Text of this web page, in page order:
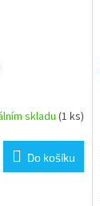
skladu(1 ks)
Do košíku